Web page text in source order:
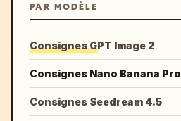
PAR MODÈLE
Consignes GPT Image 2
Consignes Nano Banana Pro
Consignes Seedream 4.5